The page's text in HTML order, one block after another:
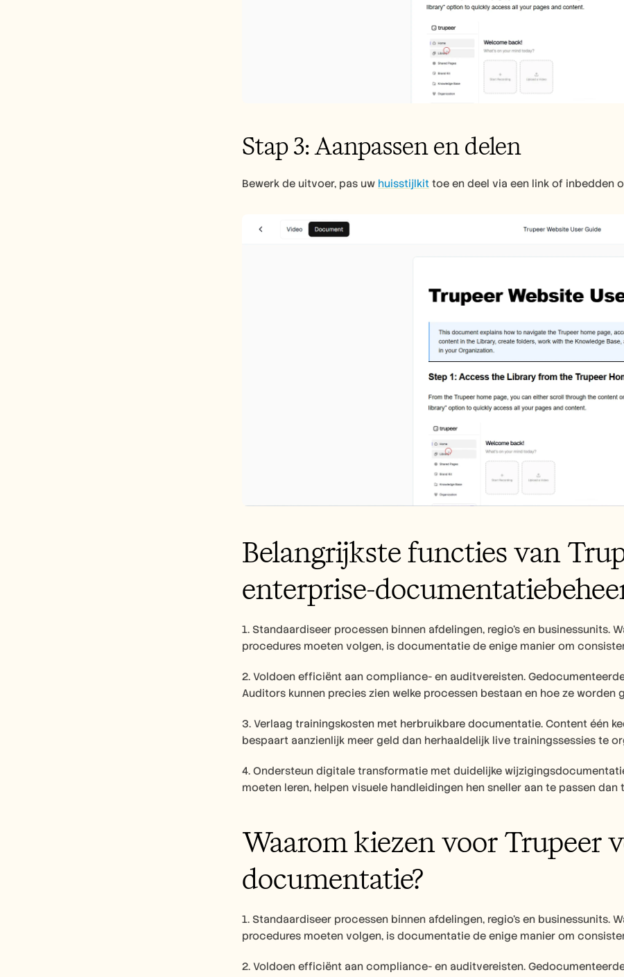
Stap 3: Aanpassen en delen
Bewerk de uitvoer, pas uw huisstijlkit toe en deel via een link of inbedden
Belangrijkste functies van
enterprise-
1. Standaardiseer processen binnen afdelingen, regio's en businessunits.
procedures moeten volgen, is documentatie de enige manier om
2. Voldoen efficiënt aan compliance- en auditvereisten.
Auditors kunnen precies zien welke processen bestaan en hoe ze worden
3. Verlaag trainingskosten met herbruikbare documentatie. Content één
bespaart aanzienlijk meer geld dan herhaaldelijk live trainingssessies te
4. Ondersteun digitale transformatie met duidelijke
moeten leren, helpen visuele handleidingen hen sneller aan te passen
Waarom kiezen voor Trupeer
documentatie?
1. Standaardiseer processen binnen afdelingen, regio's en businessunits.
procedures moeten volgen, is documentatie de enige manier om
2. Voldoen efficiënt aan compliance- en auditvereisten.